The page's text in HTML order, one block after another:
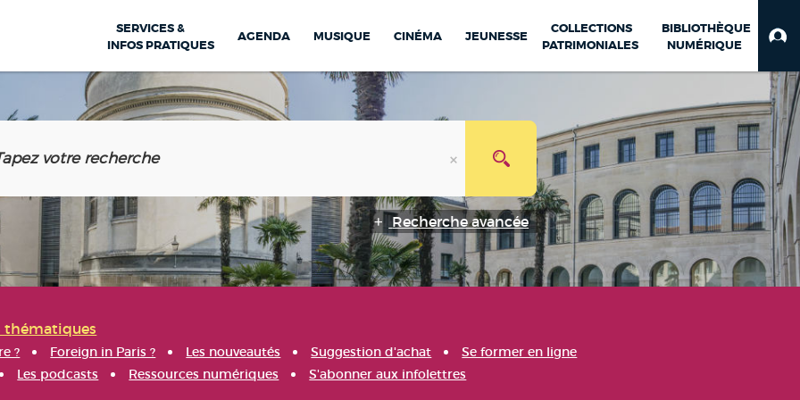
SERVICES &
INFOS PRATIQUES
AGENDA MUSIQUE CINÉMA JEUNESSE
COLLECTIONS
PATRIMONIALES
BIBLIOTHÈQUE
NUMÉRIQUE
Recherche avancée
thématiques
? Foreign in Paris ? Les nouveautés Suggestion d'achat
Se former en ligne
Les podcasts Ressources numériques S'abonner aux infolettres